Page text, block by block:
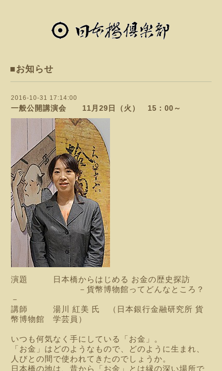
■お知らせ
2016-10-31 17:14:00
一般公開講演会 11月29日（火） 15：00～
演題 日本橋からはじめる お金の歴史探訪
－貨幣博物館ってどんなところ？
－
講師 湯川 紅美 氏 （日本銀行金融研究所 貨
幣博物館 学芸員）
いつも何気なく手にしている「お金」。
「お金」はどのようなもので、どのように生まれ、
人びとの間で使われてきたのでしょうか。
日本橋の地は、昔から「お金」とは縁の深い場所で